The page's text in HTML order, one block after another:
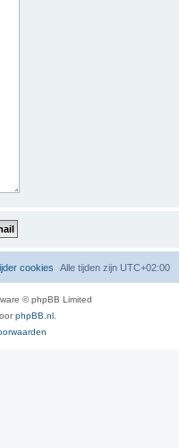
Alle tijden zijn UTC+02:00
cookies
© phpBB Limited
phpBB.nl